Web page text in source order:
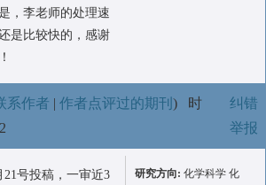
，李老师的处理速
是比较快的，感谢
系作者 | 作者点评过的期刊 ) 时
纠错
举报
21号投稿，一审近3
研究方向: 化学科学 化